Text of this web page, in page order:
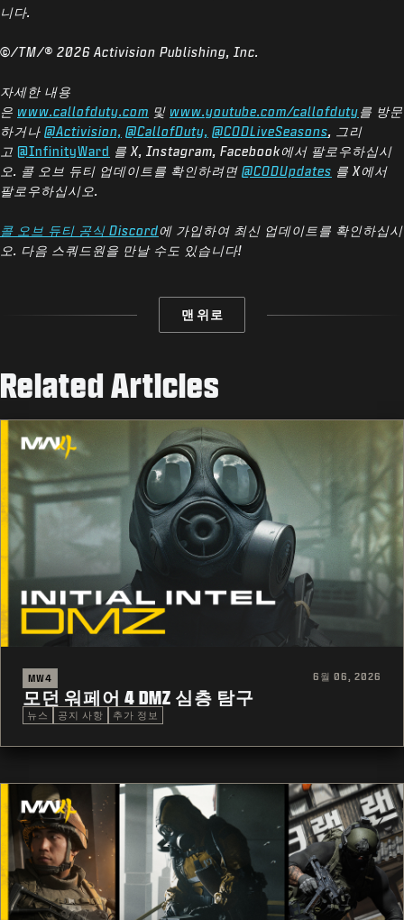
니다.
©/TM/® 2026 Activision Publishing, Inc.
자세한 내용
은 www.callofduty.com 및 www.youtube.com/callofduty 를 방문
하거나 @Activision, @CallofDuty, @CODLiveSeasons, 그리
고 @InfinityWard 를 X, Instagram, Facebook에서 팔로우하십시
오. 콜 오브 듀티 업데이트를 확인하려면 @CODUpdates 를 X에서
팔로우하십시오.
콜 오브 듀티 공식 Discord에 가입하여 최신 업데이트를 확인하십시
오. 다음 스쿼드원을 만날 수도 있습니다!
맨 위로
Related Articles
MW4 6월 06, 2026
모던 워페어 4 DMZ 심층 탐구
뉴스 공지 사항 추가 정보